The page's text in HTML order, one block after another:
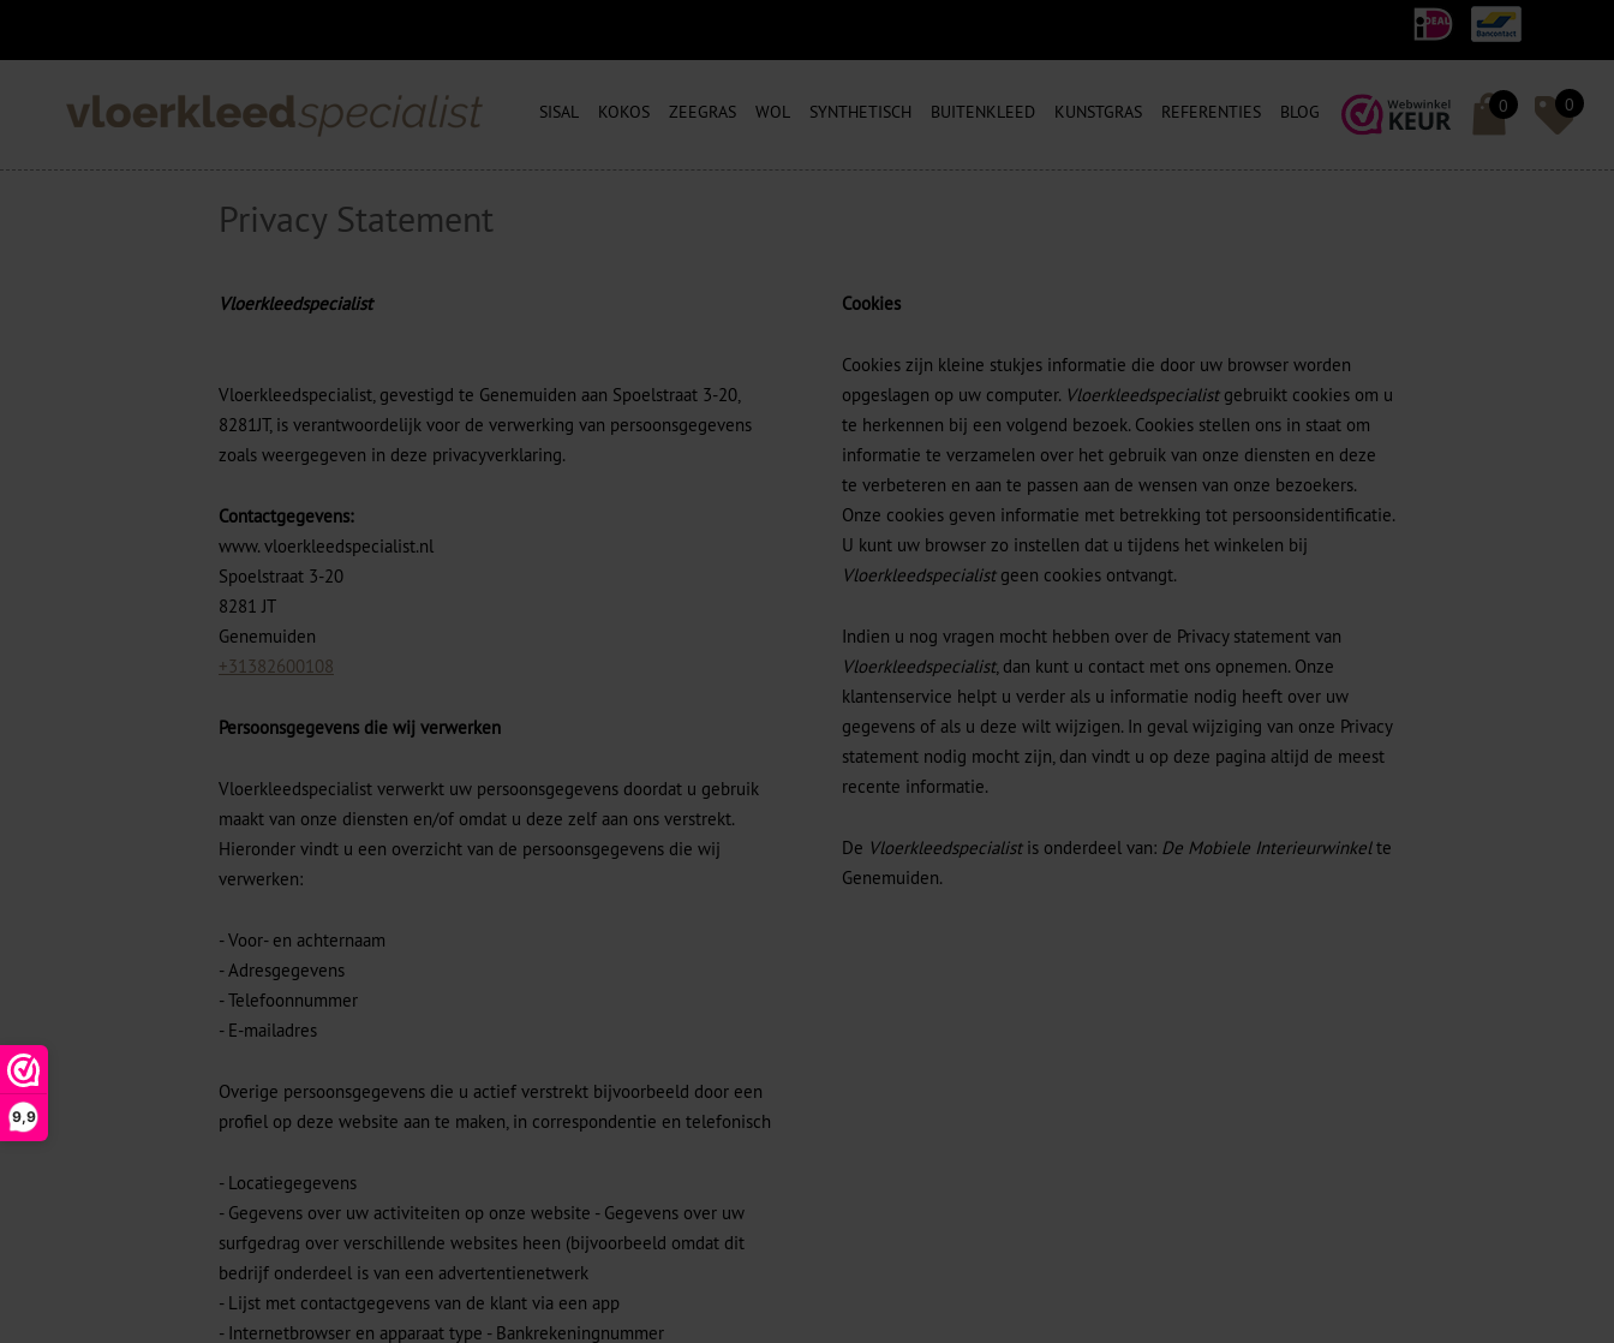
9,9
SISAL KOKOS ZEEGRAS WOL SYNTHETISCH BUITENKLEED KUNSTGRAS REFERENTIES BLOG 0 0
Privacy Statement
Vloerkleedspecialist
Vloerkleedspecialist, gevestigd te Genemuiden aan Spoelstraat 3-20,
8281JT, is verantwoordelijk voor de verwerking van persoonsgegevens
zoals weergegeven in deze privacyverklaring.
Contactgegevens:
www. vloerkleedspecialist.nl
Spoelstraat 3-20
8281 JT
Genemuiden
+31382600108
Persoonsgegevens die wij verwerken
Vloerkleedspecialist verwerkt uw persoonsgegevens doordat u gebruik
maakt van onze diensten en/of omdat u deze zelf aan ons verstrekt.
Hieronder vindt u een overzicht van de persoonsgegevens die wij
verwerken:
- Voor- en achternaam
- Adresgegevens
- Telefoonnummer
- E-mailadres
Overige persoonsgegevens die u actief verstrekt bijvoorbeeld door een
profiel op deze website aan te maken, in correspondentie en telefonisch
- Locatiegegevens
- Gegevens over uw activiteiten op onze website - Gegevens over uw
surfgedrag over verschillende websites heen (bijvoorbeeld omdat dit
bedrijf onderdeel is van een advertentienetwerk
- Lijst met contactgegevens van de klant via een app
- Internetbrowser en apparaat type - Bankrekeningnummer
Cookies
Cookies zijn kleine stukjes informatie die door uw browser worden
opgeslagen op uw computer. Vloerkleedspecialist gebruikt cookies om u
te herkennen bij een volgend bezoek. Cookies stellen ons in staat om
informatie te verzamelen over het gebruik van onze diensten en deze
te verbeteren en aan te passen aan de wensen van onze bezoekers.
Onze cookies geven informatie met betrekking tot persoonsidentificatie.
U kunt uw browser zo instellen dat u tijdens het winkelen bij
Vloerkleedspecialist geen cookies ontvangt.
Indien u nog vragen mocht hebben over de Privacy statement van
Vloerkleedspecialist, dan kunt u contact met ons opnemen. Onze
klantenservice helpt u verder als u informatie nodig heeft over uw
gegevens of als u deze wilt wijzigen. In geval wijziging van onze Privacy
statement nodig mocht zijn, dan vindt u op deze pagina altijd de meest
recente informatie.
De Vloerkleedspecialistis onderdeel van: De Mobiele Interieurwinkelte
Genemuiden.